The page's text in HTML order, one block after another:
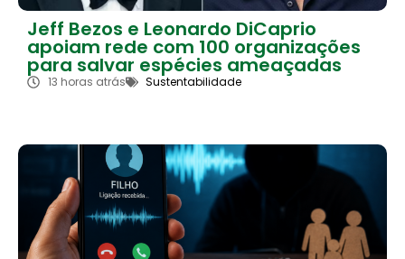
Jeff Bezos e Leonardo DiCaprio
apoiam rede com 100 organizações
para salvar espécies ameaçadas
13 horas atrás Sustentabilidade